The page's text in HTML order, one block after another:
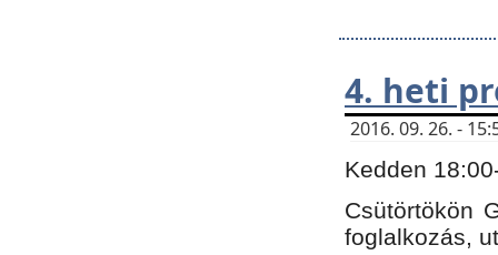
4. heti
2016. 09. 26. -
Kedden
Csütörtökön
foglalkozás,